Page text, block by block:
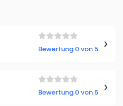
Bewertung 0 von 5
Bewertung 0 von 5